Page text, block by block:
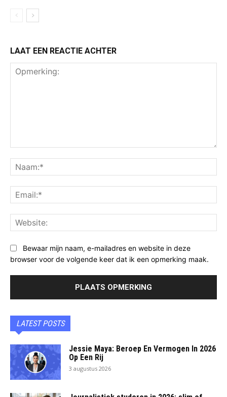
LAAT EEN REACTIE ACHTER
Bewaar mijn naam, e-mailadres en website in deze
browser voor de volgende keer dat ik een opmerking maak.
LATEST POSTS
Jessie Maya: Beroep En Vermogen In 2026
Op Een Rij
3 augustus 2026